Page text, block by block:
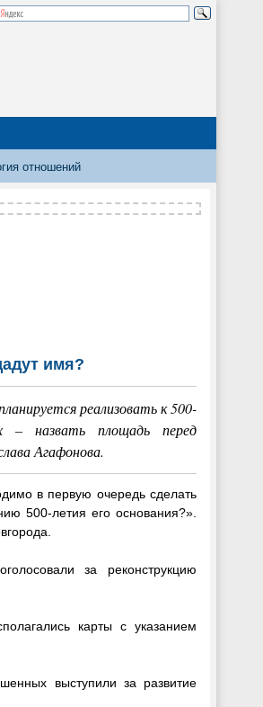
отношений
имя?
реализовать к 500-
– назвать площадь перед
Агафонова.
в первую очередь сделать
500-летия его основания?».
за реконструкцию
карты с указанием
выступили за развитие